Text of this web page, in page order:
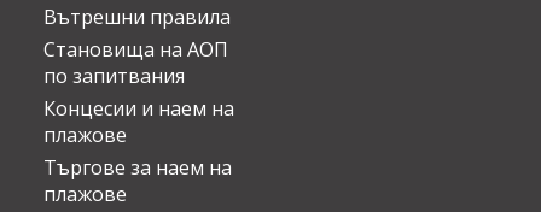
Вътрешни правила
Становища на АОП
по запитвания
Концесии и наем на
плажове
Търгове за наем на
плажове